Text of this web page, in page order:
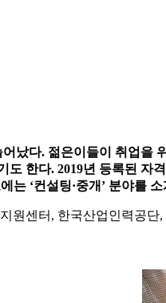
났다. 젊은이들이 취업을
도 한다. 2019년 등록된 자
는 ‘컨설팅·중개’ 분야를
원센터, 한국산업인력공단